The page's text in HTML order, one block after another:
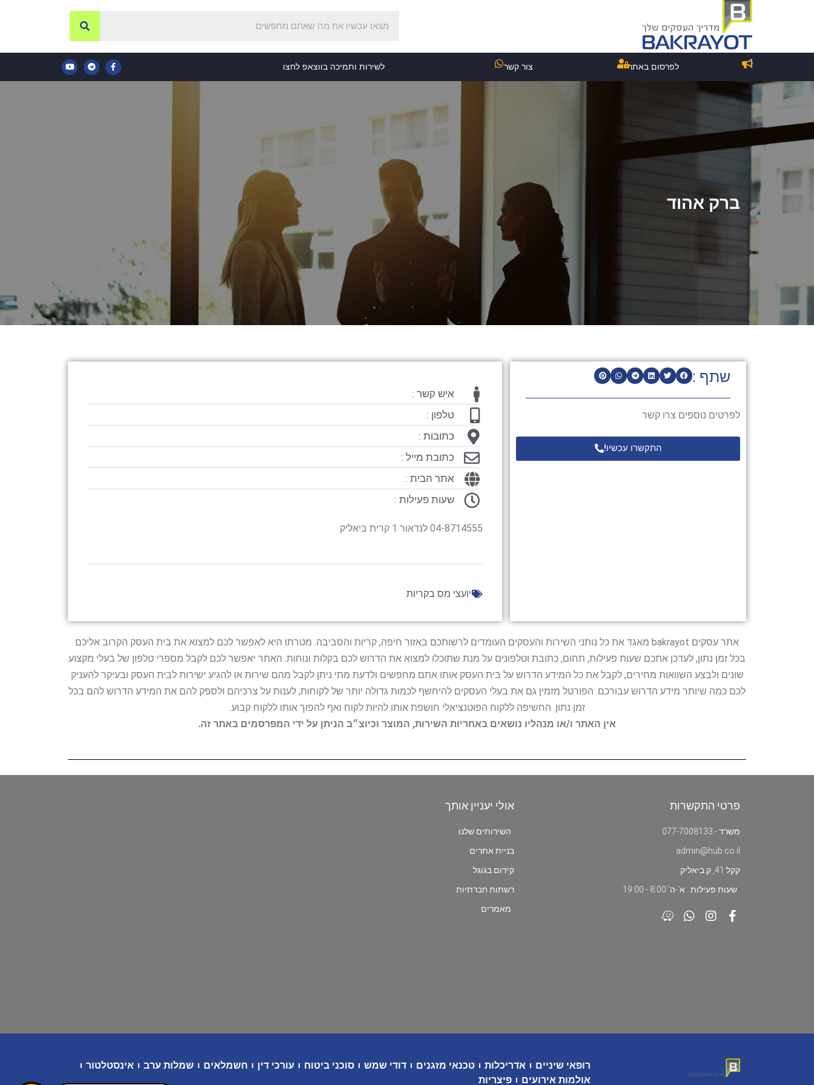
לפרסום באתר צור קשר לשירות ותמיכה בווצאפ לחצו
ברק אהוד
שתף :
לפרטים נוספים צרו קשר
התקשרו עכשיו!
איש קשר :
טלפון :
כתובות :
כתובת מייל :
אתר הבית :
שעות פעילות :
04-8714555 לנדאור 1 קרית ביאליק
יועצי מס בקריות
אתר עסקים bakrayot מאגד את כל נותני השירות והעסקים העומדים לרשותכם באזור חיפה, קריות והסביבה. מטרתו היא לאפשר לכם למצוא את בית העסק הקרוב אליכם
בכל זמן נתון, לעדכן אתכם שעות פעילות, תחום, כתובת וטלפונים על מנת שתוכלו למצוא את הדרוש לכם בקלות ונוחות. האתר יאפשר לכם לקבל מספרי טלפון של בעלי מקצוע
שונים ולבצע השוואות מחירים, לקבל את כל המידע הדרוש על בית העסק אותו אתם מחפשים ולדעת מתי ניתן לקבל מהם שירות או להגיע ישירות לבית העסק ובעיקר להעניק
לכם כמה שיותר מידע הדרוש עבורכם. הפורטל מזמין גם את בעלי העסקים להיחשף לכמות גדולה יותר של לקוחות, לענות על צרכיהם ולספק להם את המידע הדרוש להם בכל
זמן נתון. החשיפה ללקוח הפוטנציאלי חושפת אותו להיות לקוח ואף להפוך אותו ללקוח קבוע.
אין האתר ו/או מנהליו נושאים באחריות השירות, המוצר וכיוצ״ב הניתן על ידי המפרסמים באתר זה.
פרטי התקשרות
משרד - 077-7008133
admin@hub.co.il
קקל 41, ק.ביאליק
שעות פעילות : א'-ה' 8:00 - 19:00
אולי יעניין אותך
השירותים שלנו
בניית אתרים
קידום בגוגל
רשתות חברתיות
מאמרים
רופאי שיניים אדריכלות טכנאי מזגנים דודי שמש סוכני ביטוח עורכי דין חשמלאים שמלות ערב
אינסטלטור
אולמות אירועים
פיצריות